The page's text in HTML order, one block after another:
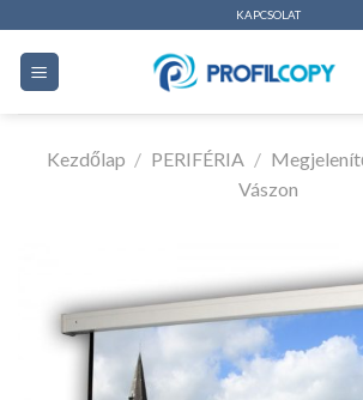
tartalomhoz
KAPCSOLAT
Kezdőlap / PERIFÉRIA /
Vászon